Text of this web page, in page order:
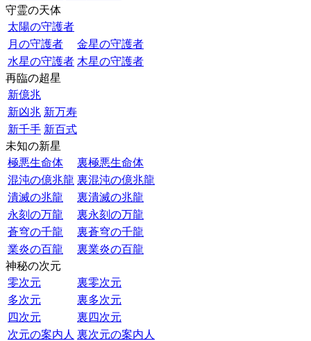
守霊の天体
太陽の守護者
月の守護者
金星の守護者
水星の守護者 木星の守護者
再臨の超星
新億兆
新凶兆 新万寿
新千手 新百式
未知の新星
極悪生命体
裏極悪生命体
混沌の億兆龍 裏混沌の億兆龍
潰滅の兆龍
裏潰滅の兆龍
永刻の万龍
裏永刻の万龍
蒼穹の千龍
裏蒼穹の千龍
業炎の百龍
裏業炎の百龍
神秘の次元
零次元
裏零次元
多次元
裏多次元
四次元
裏四次元
次元の案内人 裏次元の案内人